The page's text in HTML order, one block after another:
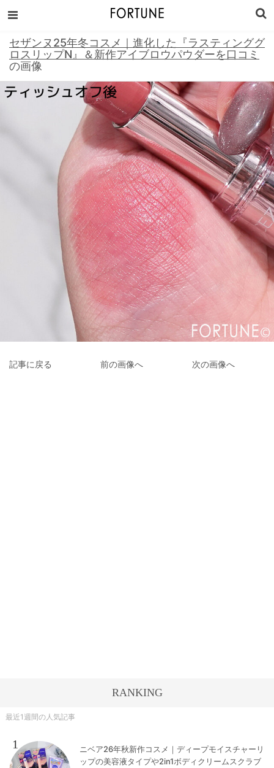
セザンヌ25年冬コスメ｜進化した『ラスティンググ
ロスリップN』＆新作アイブロウパウダーを口コミ
の画像
記事に戻る 前の画像へ 次の画像へ
RANKING
最近1週間の人気記事
1
ニベア26年秋新作コスメ｜ディープモイスチャーリ
ップの美容液タイプや2in1ボディクリームスクラブ